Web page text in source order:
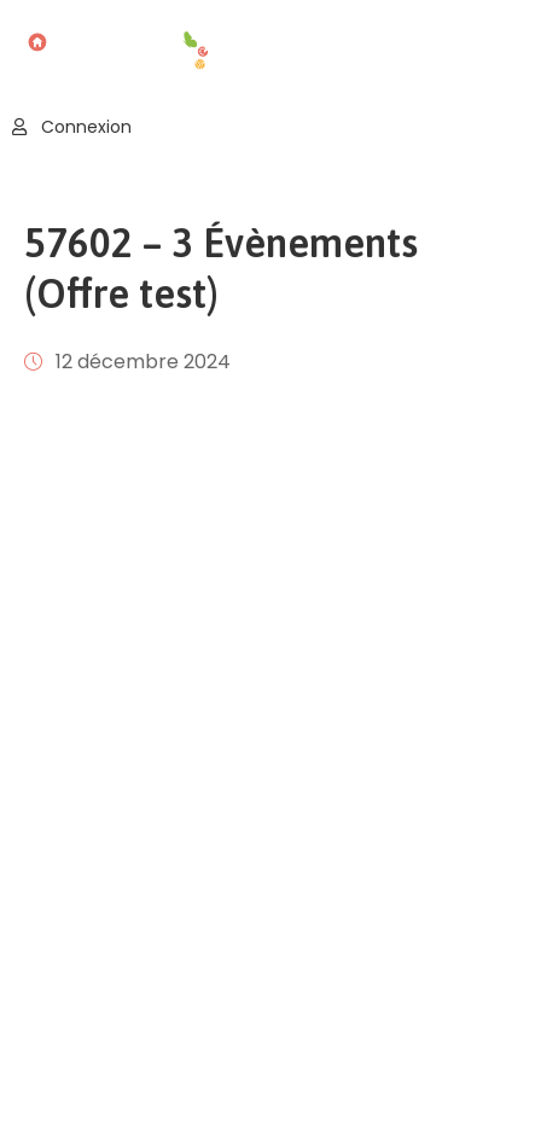
Offres
Publier
Connexion
57602 – 3 Évènements
(Offre test)
12 décembre 2024